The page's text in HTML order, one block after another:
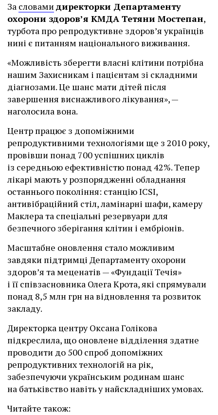
За словамидиректорки Департаменту
охорони здоров’я КМДА Тетяни Мостепан,
турбота про репродуктивне здоров’я українців
нині є питанням національного виживання.
«Можливість зберегти власні клітини потрібна
нашим Захисникам і пацієнтам зі складними
діагнозами. Це шанс мати дітей після
завершення виснажливого лікування», —
наголосила вона.
Центр працює з допоміжними
репродуктивними технологіями ще з 2010 року,
провівши понад 700 успішних циклів
із середньою ефективністю понад 42%. Тепер
лікарі мають у розпорядженні обладнання
останнього покоління: станцію ІCSI,
антивібраційний стіл, ламінарні шафи, камеру
Маклера та спеціальні резервуари для
безпечного зберігання клітин і ембріонів.
Масштабне оновлення стало можливим
завдяки підтримці Департаменту охорони
здоров’я та меценатів — «Фундації Течія»
і її співзасновника Олега Крота, які спрямували
понад 8,5 млн грн на відновлення та розвиток
закладу.
Директорка центру Оксана Голікова
підкреслила, що оновлене відділення здатне
проводити до 500 спроб допоміжних
репродуктивних технологій на рік,
забезпечуючи українським родинам шанс
на батьківство навіть у найскладніших умовах.
Читайте також: